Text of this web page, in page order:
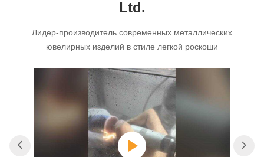
Ltd.
Лидер-производитель современных металлических
ювелирных изделий в стиле легкой роскоши